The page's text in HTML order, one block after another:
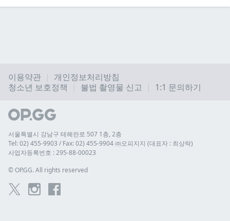
이용약관
개인정보처리방침
청소년 보호정책
불법 촬영물 신고 1:1 문의하기
서울특별시 강남구 테헤란로 507 1층, 2층
Tel: 02) 455-9903 / Fax: 02) 455-9904 ㈜오피지지 (대표자 : 최상락)
사업자등록번호 : 295-88-00023
© OP.GG. All rights reserved